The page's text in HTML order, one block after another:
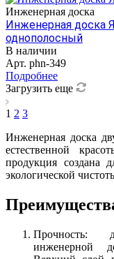
Инженерная доска
Инженерная доска
однополосный
В наличии
Арт. phn-349
Подробнее
Загрузить еще
1 2 3
Инженерная доска
естественной
продукция создана
экологической
Прочность:
инженерной